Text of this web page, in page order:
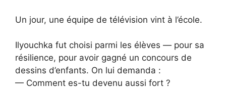
Un jour, une équipe de télévision vint à l’école.
Ilyouchka fut choisi parmi les élèves — pour sa
résilience, pour avoir gagné un concours de
dessins d’enfants. On lui demanda :
— Comment es-tu devenu aussi fort ?